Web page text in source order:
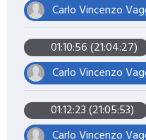
Carlo Vincenzo
01:10:56 (21:04:27)
Carlo Vincenzo
01:12:23 (21:05:53)
Carlo Vincenzo